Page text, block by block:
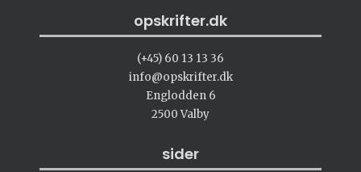
opskrifter.dk
(+45) 60 13 13 36
info@opskrifter.dk
Englodden 6
2500 Valby
sider